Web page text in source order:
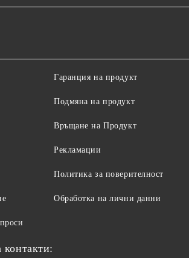
Гаранция на продукт
Подмяна на продукт
Връщане на Продукт
Рекламации
Политика за поверителност
Обработка на лични данни